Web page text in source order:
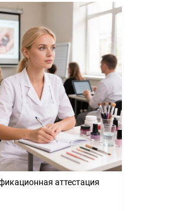
аттестация